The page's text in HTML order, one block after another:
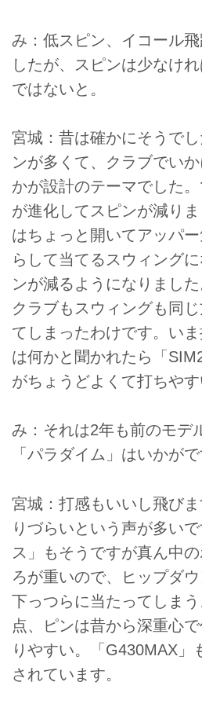
み：低スピン、イコール
したが、スピンは少なけ
ではないと。
宮城：昔は確かにそうで
ンが多くて、クラブでい
かが設計のテーマでした
が進化してスピンが減り
はちょっと開いてアッパ
らして当てるスウィング
ンが減るようになりまし
クラブもスウィングも同
てしまったわけです。い
は何かと聞かれたら「
がちょうどよくて打ちやす
み：それは2年も前のモデ
「パラダイム」はいかが
宮城：打感もいいし飛び
りづらいという声が多い
ス」もそうですが真ん中
ろが重いので、ヒップダ
下っつらに当たってしま
点、ピンは昔から深重心
りやすい。「G430MAX」
されています。